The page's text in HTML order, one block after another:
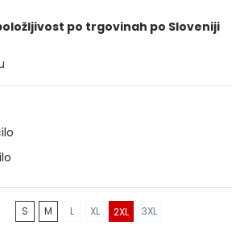
po trgovinah po Sloveniji
S M L XL 2XL 3XL